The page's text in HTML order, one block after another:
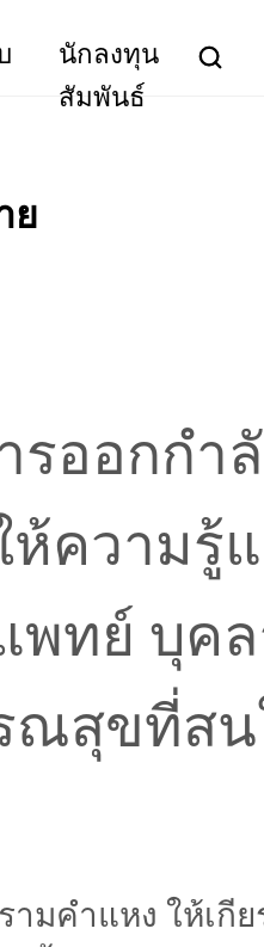
นักลงทุน
สัมพันธ์
ย
ออกกำลั
ความรู้
พทย์ บุค
ณสุขที่สน
มคำแหง ให้เกี